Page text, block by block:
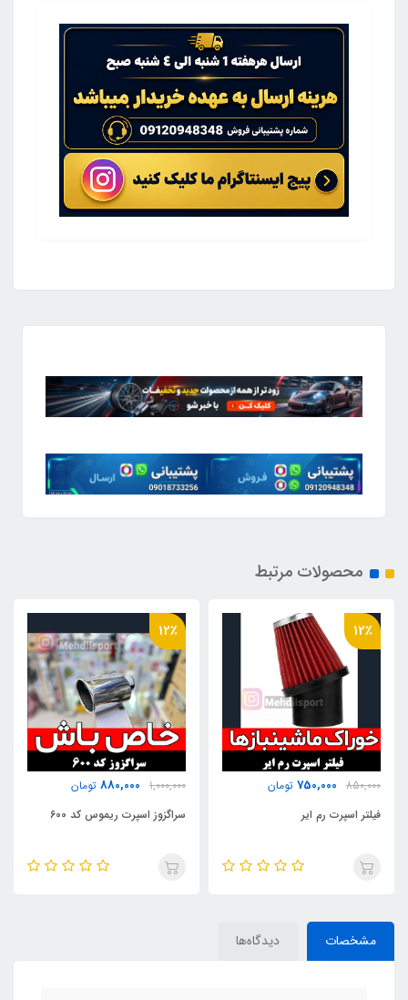
محصولات مرتبط
12٪
1,000,000
880,000 تومان
سراگزوز اسپرت ریموس کد 600
23٪
880,000
680,000 تومان
ماکت خورشیدی هواپیما
مشخصات دیدگاه‌ها